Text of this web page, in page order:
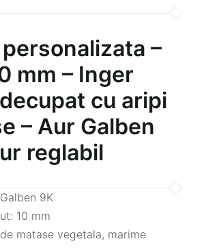
–
mm – Inger
cu aripi
– Aur Galben
reglabil
9K
10 mm
matase vegetala, marime